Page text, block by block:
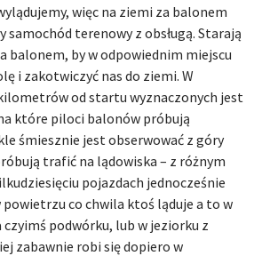
więc na ziemi za balonem
samochód terenowy z obsługą. Starają
balonem, by w odpowiednim miejscu
i zakotwiczyć nas do ziemi. W
od startu wyznaczonych jest
które piloci balonów próbują
śmiesznie jest obserwować z góry
trafić na lądowiska – z różnym
pojazdach jednocześnie
powietrzu co chwila ktoś ląduje a to w
czyimś podwórku, lub w jeziorku z
zabawnie robi się dopiero w